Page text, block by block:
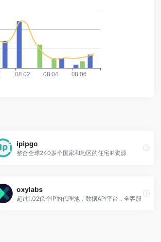
ipipgo
整合全球240多个国家和地区的住宅IP资源
oxylabs
超过1.02亿个IP的代理池，数据API平台，全客服